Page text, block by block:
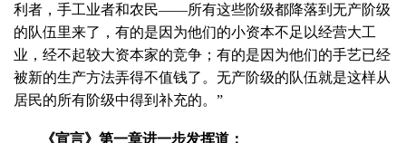
利者，手工业者和农民——所有这些阶级都降落到无产阶级
的队伍里来了，有的是因为他们的小资本不足以经营大工
业，经不起较大资本家的竞争；有的是因为他们的手艺已经
被新的生产方法弄得不值钱了。无产阶级的队伍就是这样从
居民的所有阶级中得到补充的。”
《宣言》第一章进一步发挥道：